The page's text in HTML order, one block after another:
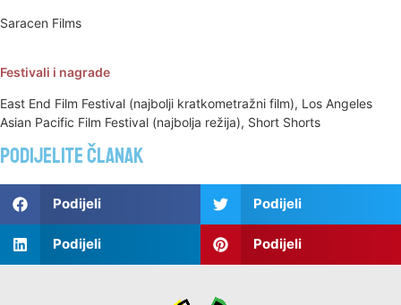
Saracen Films
Festivali i nagrade
East End Film Festival (najbolji kratkometražni film), Los Angeles
Asian Pacific Film Festival (najbolja režija), Short Shorts
Podijelite članak
Podijeli Podijeli
Podijeli Podijeli